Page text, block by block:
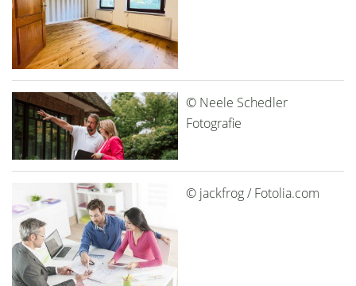
© Neele Schedler
Fotografie
© jackfrog / Fotolia.com